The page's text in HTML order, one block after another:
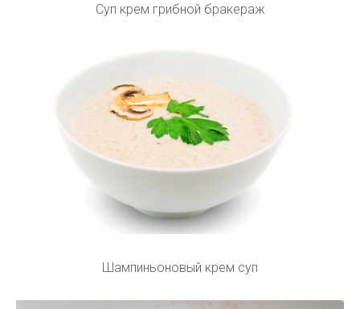
Суп крем грибной бракераж
Шампиньоновый крем суп